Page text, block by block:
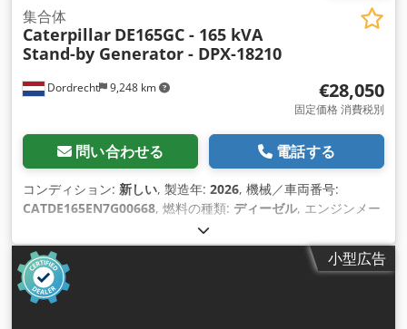
Dordrecht 9,248 km
集合体
Caterpillar DE165GC - 165 kVA
Stand-by Generator - DPX-18210
€28,050
固定価格 消費税別
問い合わせる 電話する
コンディション: 新しい, 製造年: 2026, 機械／車両番号:
CATDE165EN7G00668, 燃料の種類: ディーゼル, エンジンメー
小型広告